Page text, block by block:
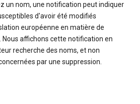
un nom, une notification peut indiquer
d'avoir été modifiés
européenne en matière de
affichons cette notification en
recherche des noms, et non
par une suppression.